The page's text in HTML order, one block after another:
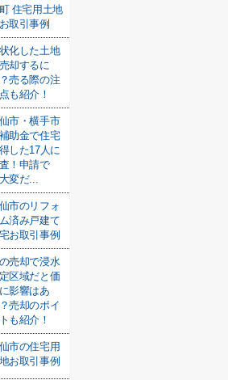
住宅用土地
取引事例
化した土地
却するに
売る際の注
も紹介！
市・横手市
助金で住宅
した17人に
！申請で
大変だ...
市のリフォ
済み戸建て
お取引事例
売却で浸水
区域だと価
影響はあ
売却のポイ
も紹介！
市の住宅用
お取引事例